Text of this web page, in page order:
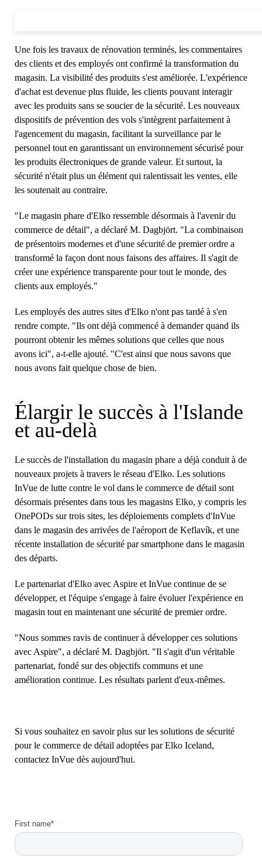
Une fois les travaux de rénovation terminés, les commentaires
des clients et des employés ont confirmé la transformation du
magasin. La visibilité des produits s'est améliorée. L'expérience
d'achat est devenue plus fluide, les clients pouvant interagir
avec les produits sans se soucier de la sécurité. Les nouveaux
dispositifs de prévention des vols s'intègrent parfaitement à
l'agencement du magasin, facilitant la surveillance par le
personnel tout en garantissant un environnement sécurisé pour
les produits électroniques de grande valeur. Et surtout, la
sécurité n'était plus un élément qui ralentissait les ventes, elle
les soutenait au contraire.
"Le magasin phare d'Elko ressemble désormais à l'avenir du
commerce de détail", a déclaré M. Dagbjört. "La combinaison
de présentoirs modernes et d'une sécurité de premier ordre a
transformé la façon dont nous faisons des affaires. Il s'agit de
créer une expérience transparente pour tout le monde, des
clients aux employés."
Les employés des autres sites d'Elko n'ont pas tardé à s'en
rendre compte. "Ils ont déjà commencé à demander quand ils
pourront obtenir les mêmes solutions que celles que nous
avons ici", a-t-elle ajouté. "C'est ainsi que nous savons que
nous avons fait quelque chose de bien.
Élargir le succès à l'Islande
et au-delà
Le succès de l'installation du magasin phare a déjà conduit à de
nouveaux projets à travers le réseau d'Elko. Les solutions
InVue de lutte contre le vol dans le commerce de détail sont
désormais présentes dans tous les magasins Elko, y compris les
OnePODs sur trois sites, les déploiements complets d'InVue
dans le magasin des arrivées de l'aéroport de Keflavík, et une
récente installation de sécurité par smartphone dans le magasin
des départs.
Le partenariat d'Elko avec Aspire et InVue continue de se
développer, et l'équipe s'engage à faire évoluer l'expérience en
magasin tout en maintenant une sécurité de premier ordre.
"Nous sommes ravis de continuer à développer ces solutions
avec Aspire", a déclaré M. Dagbjört. "Il s'agit d'un véritable
partenariat, fondé sur des objectifs communs et une
amélioration continue. Les résultats parlent d'eux-mêmes.
Si vous souhaitez en savoir plus sur les solutions de sécurité
pour le commerce de détail adoptées par Elko Iceland,
contactez InVue dès aujourd'hui.